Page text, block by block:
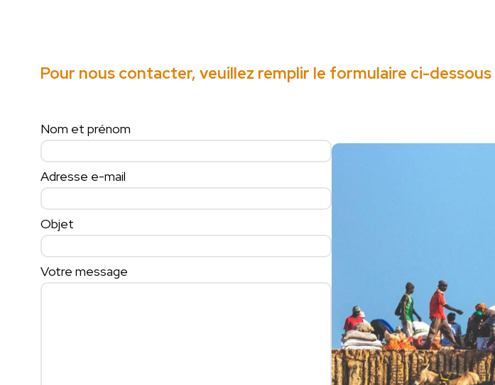
Pour nous contacter, veuillez remplir le formulaire ci-dessous
Nom et prénom
Adresse e-mail
Objet
Votre message